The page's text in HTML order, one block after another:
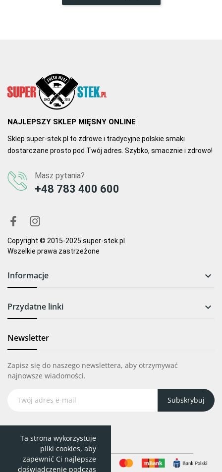
NAJLEPSZY SKLEP MIĘSNY ONLINE
Sklep super-stek.pl to zdrowe i tradycyjne polskie smaki
dostarczane prosto pod Twój adres. Szybko, smacznie i zdrowo!
Masz pytania?
+48 783 400 600
Copyright © 2015-2025 super-stek.pl
Wszelkie prawa zastrzeżone
Informacje 
Przydatne linki 
Newsletter
Zapisz się do naszego newslettera, aby otrzymywać
najnowsze wiadomości.
Subskrybuj
Ta strona wykorzystuje
pliki cookies, aby
zapewnić Ci najlepsze
doświadczenie podczas